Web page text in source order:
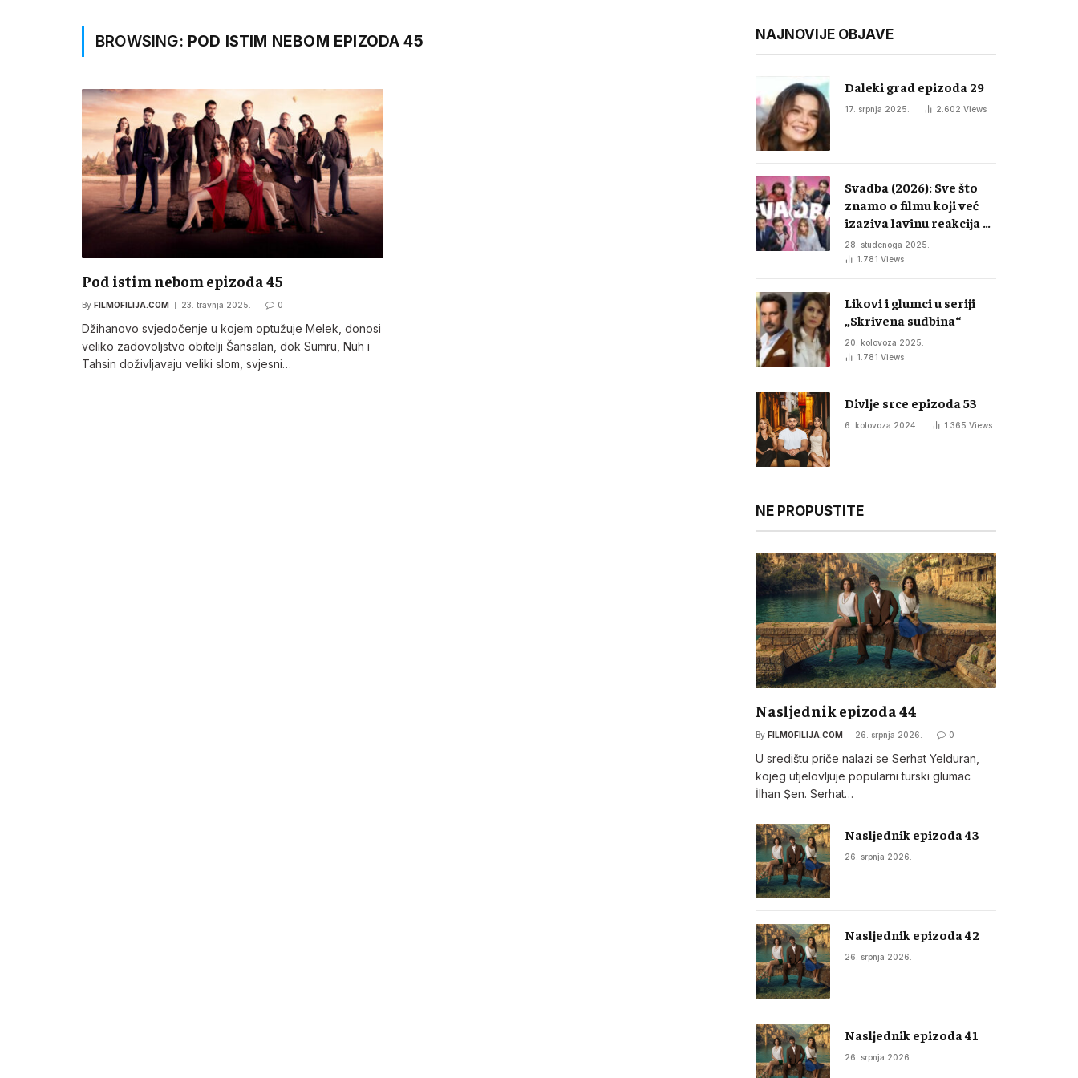
BROWSING: POD ISTIM NEBOM EPIZODA 45
Pod istim nebom epizoda 45
By FILMOFILIJA.COM 23. travnja 2025. 0
Džihanovo svjedočenje u kojem optužuje Melek, donosi
veliko zadovoljstvo obitelji Šansalan, dok Sumru, Nuh i
Tahsin doživljavaju veliki slom, svjesni…
NAJNOVIJE OBJAVE
Daleki grad epizoda 29
17. srpnja 2025. 2.602 Views
Svadba (2026): Sve što
znamo o filmu koji već
izaziva lavinu reakcija u
regiji
28. studenoga 2025.
1.781 Views
Likovi i glumci u seriji
„Skrivena sudbina“
20. kolovoza 2025.
1.781 Views
Divlje srce epizoda 53
6. kolovoza 2024. 1.365 Views
NE PROPUSTITE
Nasljednik epizoda 44
By FILMOFILIJA.COM 26. srpnja 2026. 0
U središtu priče nalazi se Serhat Yelduran,
kojeg utjelovljuje popularni turski glumac
İlhan Şen. Serhat…
Nasljednik epizoda 43
26. srpnja 2026.
Nasljednik epizoda 42
26. srpnja 2026.
Nasljednik epizoda 41
26. srpnja 2026.